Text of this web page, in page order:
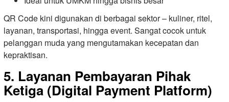
QR Code kini digunakan di berbagai sektor – kuliner, ritel,
layanan, transportasi, hingga event. Sangat cocok untuk
pelanggan muda yang mengutamakan kecepatan dan
kepraktisan.
5. Layanan Pembayaran Pihak
Ketiga (Digital Payment Platform)